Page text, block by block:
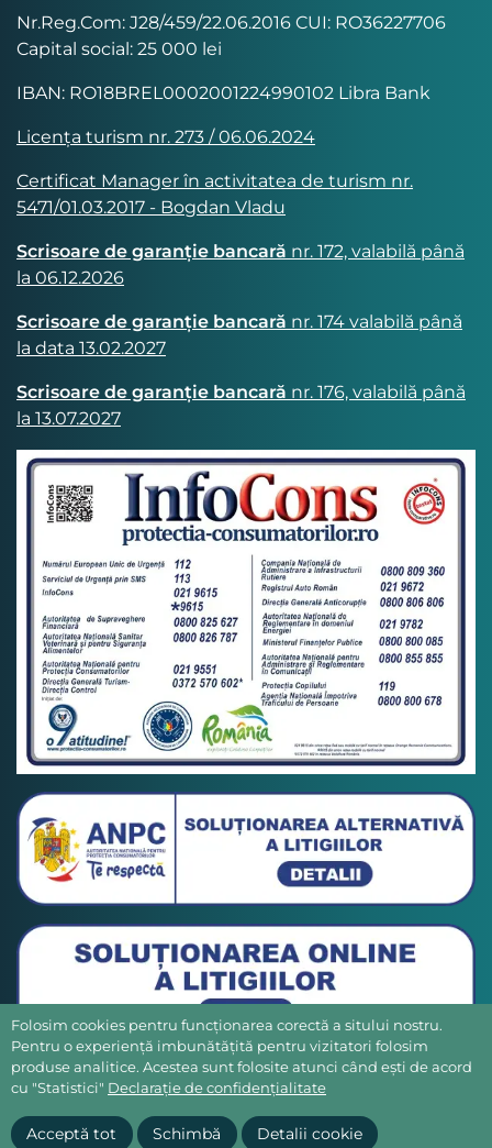
Nr.Reg.Com: J28/459/22.06.2016 CUI: RO36227706
Capital social: 25 000 lei
IBAN: RO18BREL0002001224990102 Libra Bank
Licența turism nr. 273 / 06.06.2024
Certificat Manager în activitatea de turism nr.
5471/01.03.2017 - Bogdan Vladu
Scrisoare de garanție bancară nr. 172, valabilă până
la 06.12.2026
Scrisoare de garanție bancară nr. 174 valabilă până
la data 13.02.2027
Scrisoare de garanție bancară nr. 176, valabilă până
la 13.07.2027
Folosim cookies pentru funcționarea corectă a sitului nostru.
Pentru o experiență imbunătățită pentru vizitatori folosim
produse analitice. Acestea sunt folosite atunci când ești de acord
cu "Statistici" Declarație de confidențialitate
Acceptă tot Schimbă Detalii cookie